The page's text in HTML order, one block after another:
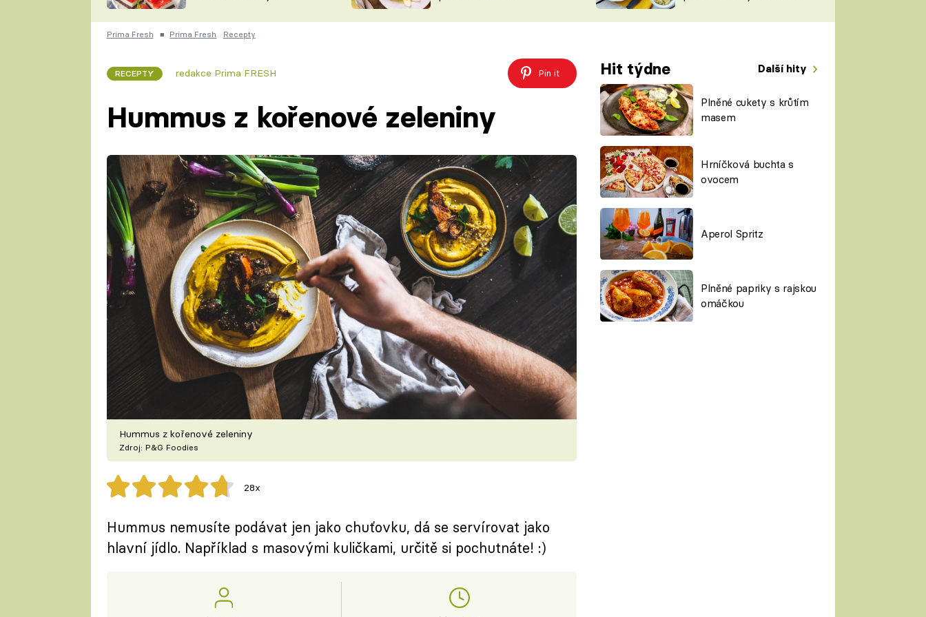
ČESKO NA TALÍŘI
KUCHAŘKA
VYCHYTÁVKY
ŠÉFREDAKTORKY
ČASOPIS
Prima Fresh ■ Prima Fresh Recepty
RECEPTY redakce Prima FRESH Pin it Hit týdne Další hity
Plněné cukety s krůtím
masem
Hrníčková buchta s
ovocem
Aperol Spritz
Plněné papriky s rajskou
omáčkou
Hummus z kořenové zeleniny
Hummus z kořenové zeleniny
Zdroj: P&G Foodies
28x
Hummus nemusíte podávat jen jako chuťovku, dá se servírovat jako
hlavní jídlo. Například s masovými kuličkami, určitě si pochutnáte! :)